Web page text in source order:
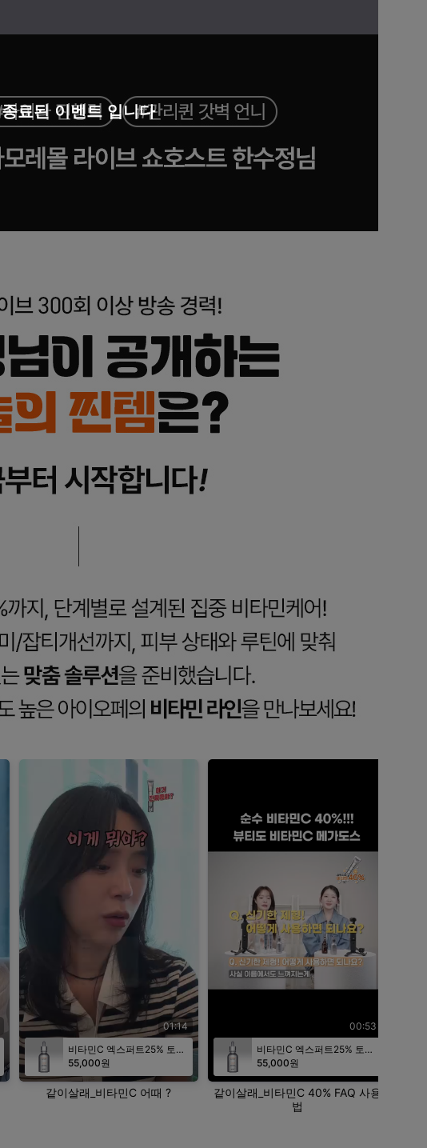
비타민C 엑스퍼트25% 토닝앰플
55,000원
01:14
같이살래_비타민C 어때 ?
비타민C 엑스퍼트25% 토닝앰플
55,000원
00:53
같이살래_비타민C 40% FAQ 사용
법
종료된 이벤트 입니다